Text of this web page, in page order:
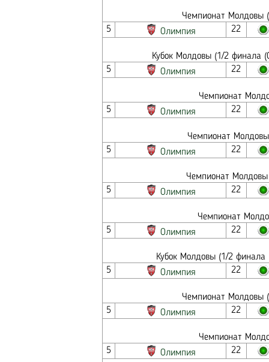
Чемпионат Молдовы
5
Олимпия 22
Кубок Молдовы (1/2 финала
5
Олимпия 22
Чемпионат
5
Олимпия 22
Чемпионат
5
Олимпия 22
Чемпионат
5
Олимпия 22
Чемпионат
5
Олимпия 22
Кубок Молдовы (1/2
5
Олимпия 22
Чемпионат Молдовы
5
Олимпия 22
Чемпионат
5
Олимпия 22